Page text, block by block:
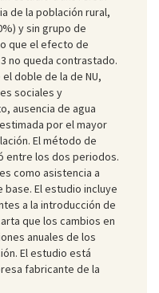
de la población rural,
y sin grupo de
que el efecto de
no queda contrastado.
el doble de la de NU,
sociales y
ausencia de agua
por el mayor
El método de
entre los dos periodos.
como asistencia a
El estudio incluye
a la introducción de
que los cambios en
anuales de los
El estudio está
fabricante de la